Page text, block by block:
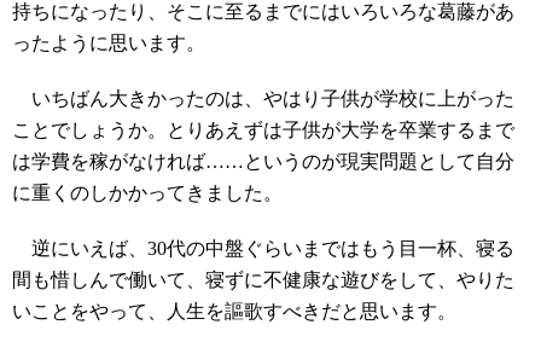
持ちになったり、そこに至るまでにはいろいろな葛藤があ
ったように思います。
いちばん大きかったのは、やはり子供が学校に上がった
ことでしょうか。とりあえずは子供が大学を卒業するまで
は学費を稼がなければ……というのが現実問題として自分
に重くのしかかってきました。
逆にいえば、30代の中盤ぐらいまではもう目一杯、寝る
間も惜しんで働いて、寝ずに不健康な遊びをして、やりた
いことをやって、人生を謳歌すべきだと思います。